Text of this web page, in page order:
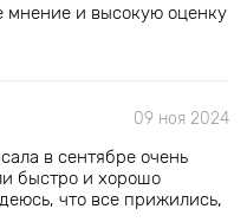
мнение и высокую оценку
09 ноя 2024
в сентябре очень
быстро и хорошо
что все прижились,